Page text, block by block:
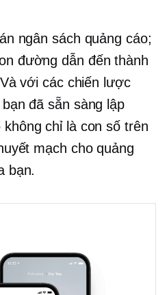
ngân sách quảng cáo;
đường dẫn đến thành
với các chiến lược
đã sẵn sàng lập
chỉ là con số trên
mạch cho quảng
bạn.